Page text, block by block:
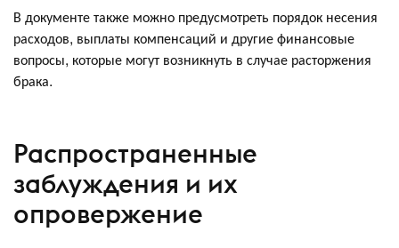
В документе также можно предусмотреть порядок несения
расходов, выплаты компенсаций и другие финансовые
вопросы, которые могут возникнуть в случае расторжения
брака.
Распространенные
заблуждения и их
опровержение